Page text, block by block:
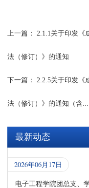
上一篇： 2.1.1关于印发《
法（修订）》的通知
下一篇： 2.2.5关于印发《
法（修订）》的通知（含...
最新动态
2026年06月17日
电子工程学院团总支、